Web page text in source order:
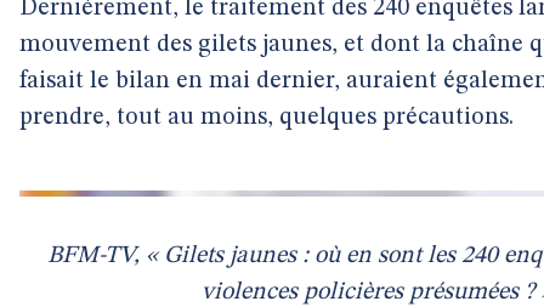
Dernièrement, le traitement des 240 enquêtes
mouvement des gilets jaunes, et dont la chaîne
faisait le bilan en mai dernier, auraient
prendre, tout au moins, quelques précautions.
BFM-TV, « Gilets jaunes : où en sont les 240
violences policières présumées ?